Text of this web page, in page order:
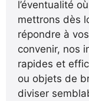
l’éventualité
mettrons dès
répondre à
convenir, nos
rapides et
ou objets de
diviser